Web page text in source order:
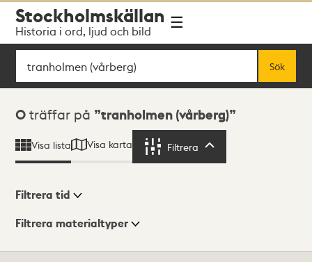
navigationen
huvudinnehållet
Stockholmskällan
Historia i ord, ljud och bild
Sök
Sök
Sökresultat
0 träffar på tranholmen (vårberg)
Visa lista Visa karta Filtrera
Visningsläge
Filtrera tid
Filtrera materialtyper